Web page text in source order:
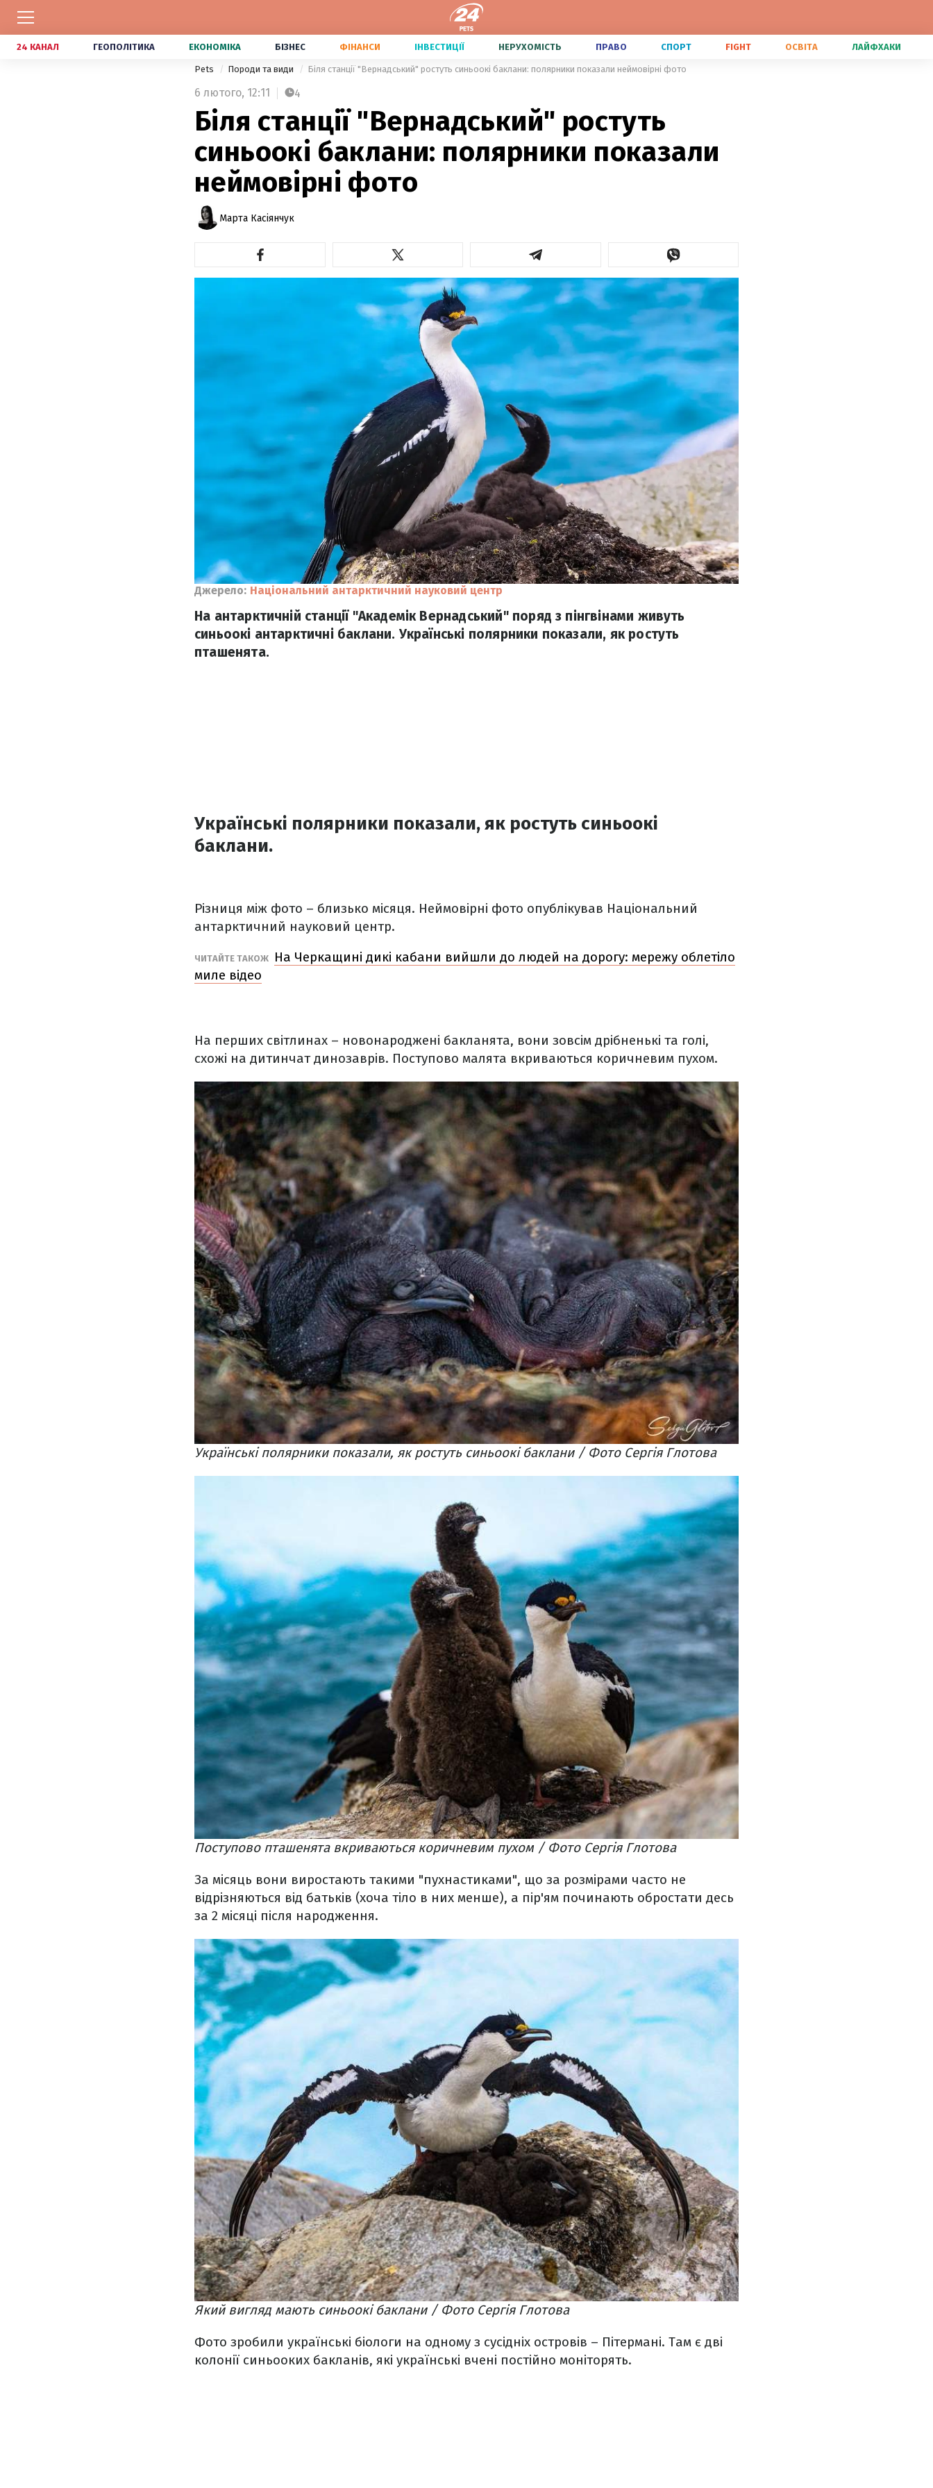
24 КАНАЛ ГЕОПОЛІТИКА ЕКОНОМІКА БІЗНЕС ФІНАНСИ ІНВЕСТИЦІЇ НЕРУХОМІСТЬ ПРАВО СПОРТ FIGHT ОСВІТА ЛАЙФХАКИ
Pets Породи та види Біля станції "Вернадський" ростуть синьоокі баклани: полярники показали неймовірні фото
6 лютого, 12:11 4
Біля станції "Вернадський" ростуть
синьоокі баклани: полярники показали
неймовірні фото
Марта Касіянчук
Джерело: Національний антарктичний науковий центр
На антарктичній станції "Академік Вернадський" поряд з пінгвінами живуть
синьоокі антарктичні баклани. Українські полярники показали, як ростуть
пташенята.
Українські полярники показали, як ростуть синьоокі
баклани.
Різниця між фото – близько місяця. Неймовірні фото опублікував Національний
антарктичний науковий центр.
ЧИТАЙТЕ ТАКОЖ
На Черкащині дикі кабани вийшли до людей на дорогу: мережу облетіло
миле відео
На перших світлинах – новонароджені бакланята, вони зовсім дрібненькі та голі,
схожі на дитинчат динозаврів. Поступово малята вкриваються коричневим пухом.
Українські полярники показали, як ростуть синьоокі баклани / Фото Сергія Глотова
Поступово пташенята вкриваються коричневим пухом / Фото Сергія Глотова
За місяць вони виростають такими "пухнастиками", що за розмірами часто не
відрізняються від батьків (хоча тіло в них менше), а пір'ям починають обростати десь
за 2 місяці після народження.
Який вигляд мають синьоокі баклани​ / Фото Сергія Глотова
Фото зробили українські біологи на одному з сусідніх островів – Пітермані. Там є дві
колонії синьооких бакланів, які українські вчені постійно моніторять.